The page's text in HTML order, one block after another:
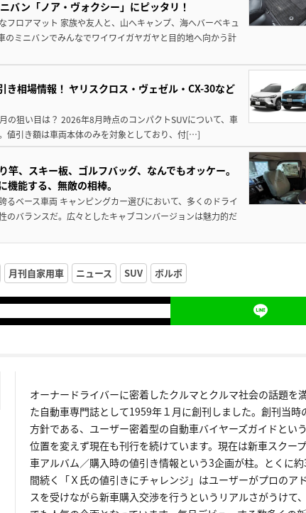
バン「ノア・ヴォクシー」にピッタリ！
フロアマット 家族や友人と、山へキャンプ、海へバーベキュ
のミニバンでみんなでワイワイガヤガヤと目的地へ向かう計
き相場情報！ ヤリスクロス・ヴェゼル・CX-30など
の狙い目は？ 2026年8月時点のコンパクトSUVについて、車
値引き額は車両本体のみを対象としており、付[…]
、スキー板、ゴルフバッグ、なんでもオッケー。
能する、無敵の相棒。
ベース車両 キャンピングカー選びにおいて、多くのドライ
のバランスだ。広々としたキャブコンバージョンは魅力的だ
月刊自家用車 ニュース SUV ボルボ
オーナードライバーに密着したクルマとクルマ社会の話題を
た自動車専門誌として1959年１月に創刊しました。創刊当時
方針である、ユーザー密着型の自動車バイヤーズガイドとい
位置を変えず現在も刊行を続けています。現在は新車スクー
車アルバム／購入時の値引き情報という3企画が柱。とくに
間続く「Ｘ氏の値引きにチャレンジ」はユーザーがプロのア
スを受けながら新車購入交渉を行うというリアルさがうけて